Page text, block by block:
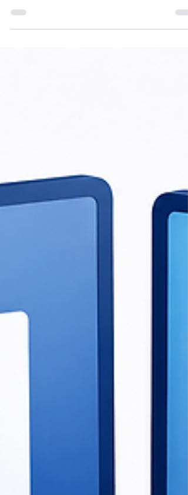
Entscheidung vorbereiten
Chat und Recherche-Agent greifen beide aufs